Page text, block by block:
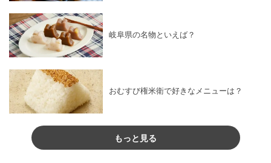
岐阜県の名物といえば？
おむすび権米衛で好きなメニューは？
もっと見る